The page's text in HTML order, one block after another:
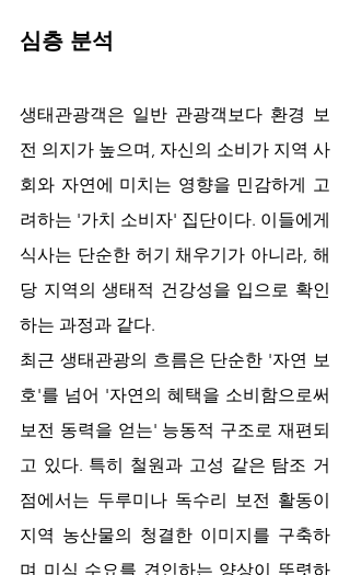
심층 분석
생태관광객은 일반 관광객보다 환경 보
전 의지가 높으며, 자신의 소비가 지역 사
회와 자연에 미치는 영향을 민감하게 고
려하는 '가치 소비자' 집단이다. 이들에게
식사는 단순한 허기 채우기가 아니라, 해
당 지역의 생태적 건강성을 입으로 확인
하는 과정과 같다.
최근 생태관광의 흐름은 단순한 '자연 보
호'를 넘어 '자연의 혜택을 소비함으로써
보전 동력을 얻는' 능동적 구조로 재편되
고 있다. 특히 철원과 고성 같은 탐조 거
점에서는 두루미나 독수리 보전 활동이
지역 농산물의 청결한 이미지를 구축하
며 미식 수요를 견인하는 양상이 뚜렷하